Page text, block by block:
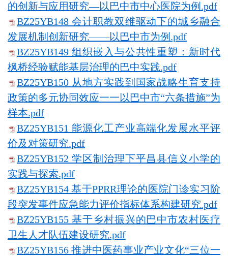
的创新与应用研究—以巴中市中心医院为例.pdf
BZ25YB148 会计职教双维驱动下的城乡融合
发展机制创新研究——以巴中市为例.pdf
BZ25YB149 组织嵌入与公共性重塑：新时代
枫桥经验赋能基层治理的巴中实践.pdf
BZ25YB150 从地方实践到国家战略生育支持
政策的多元协同效应一一以巴中市“六条措施”为
样本.pdf
BZ25YB151 能源化工产业高端化发展水平评
价及对策研究.pdf
BZ25YB152 学区制治理下平昌县信义小学的
实践与探索.pdf
BZ25YB154 基于PPRR理论的医院门诊实习阶
段突发事件应急能力评价指标体系构建研究.pdf
BZ25YB155 基于乡村振兴的巴中市农村医疗
卫生人才队伍建设研究.pdf
BZ25YB156 推进中医药事业产业文化“三位一